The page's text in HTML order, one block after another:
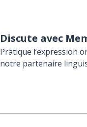
Discute avec
Pratique l’expression
notre partenaire